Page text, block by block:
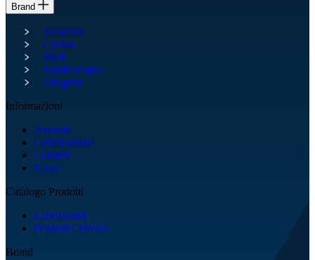
Brand
Valvoline
Cyclon
Shell
TotalEnergies
Allegrini
Informazioni
Azienda
Certificazioni
Contatti
News
Catalogo Prodotti
Lubrificanti
Prodotti Chimici
Brand